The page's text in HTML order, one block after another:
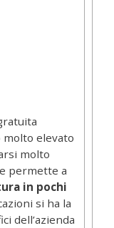
elevato
molto
permette a
in pochi
si ha la
dell’azienda